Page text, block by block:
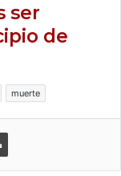
ser
de
muerte